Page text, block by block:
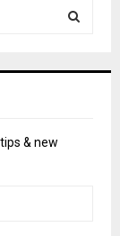
& new